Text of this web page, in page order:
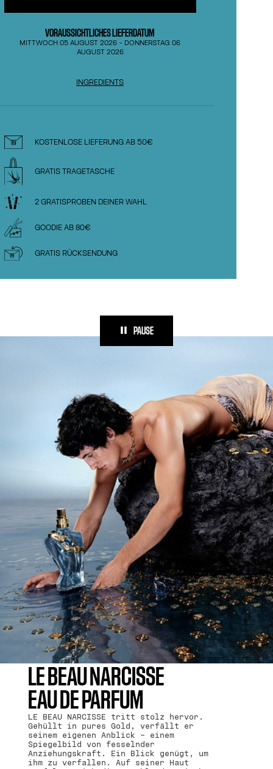
VORAUSSICHTLICHES LIEFERDATUM
MITTWOCH 05 AUGUST 2026 - DONNERSTAG 06
AUGUST 2026
INGREDIENTS
KOSTENLOSE LIEFERUNG AB 50€
GRATIS TRAGETASCHE
2 GRATISPROBEN DEINER WAHL
GOODIE AB 80€
GRATIS RÜCKSENDUNG
PAUSE
LE BEAU NARCISSE
EAU DE PARFUM
LE BEAU NARCISSE tritt stolz hervor.
Gehüllt in pures Gold, verfällt er
seinem eigenen Anblick – einem
Spiegelbild von fesselnder
Anziehungskraft. Ein Blick genügt, um
ihm zu verfallen. Auf seiner Haut